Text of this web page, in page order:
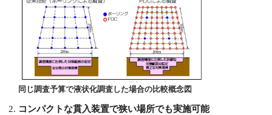
同じ調査予算で液状化調査した場合の比較概念図
コンパクトな貫入装置で狭い場所でも実施可能